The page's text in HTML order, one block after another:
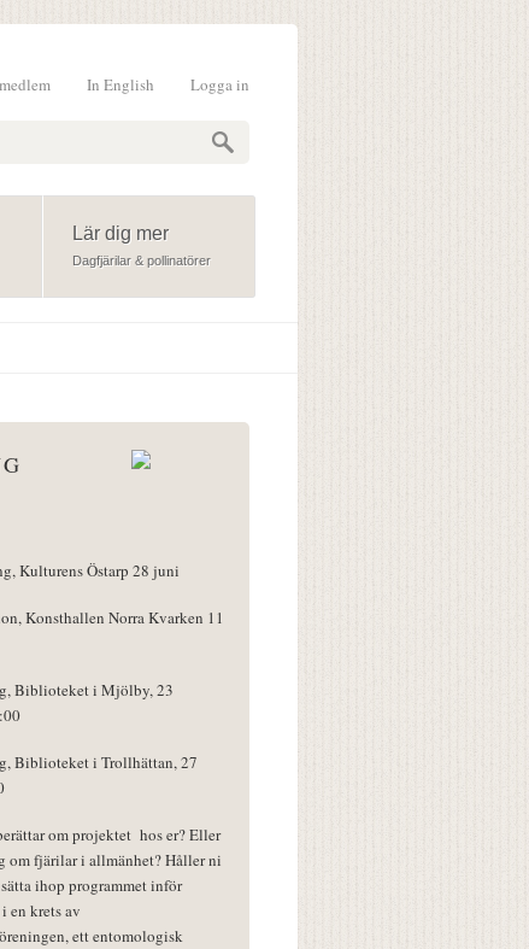
Logga in
In English
Lär dig mer
Dagfjärilar & pollinatörer
Kulturens Östarp 28 juni
Konsthallen Norra Kvarken 11
Biblioteket i Mjölby, 23
Biblioteket i Trollhättan, 27
om projektet hos er? Eller
om fjärilar i allmänhet? Håller ni
ihop programmet inför
en krets av
ett entomologisk